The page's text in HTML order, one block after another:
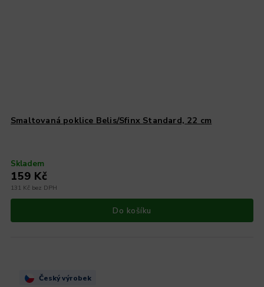
Smaltovaná poklice Belis/Sfinx Standard, 22 cm
Skladem
131 Kč bez DPH
159 Kč
Do košíku
Český výrobek